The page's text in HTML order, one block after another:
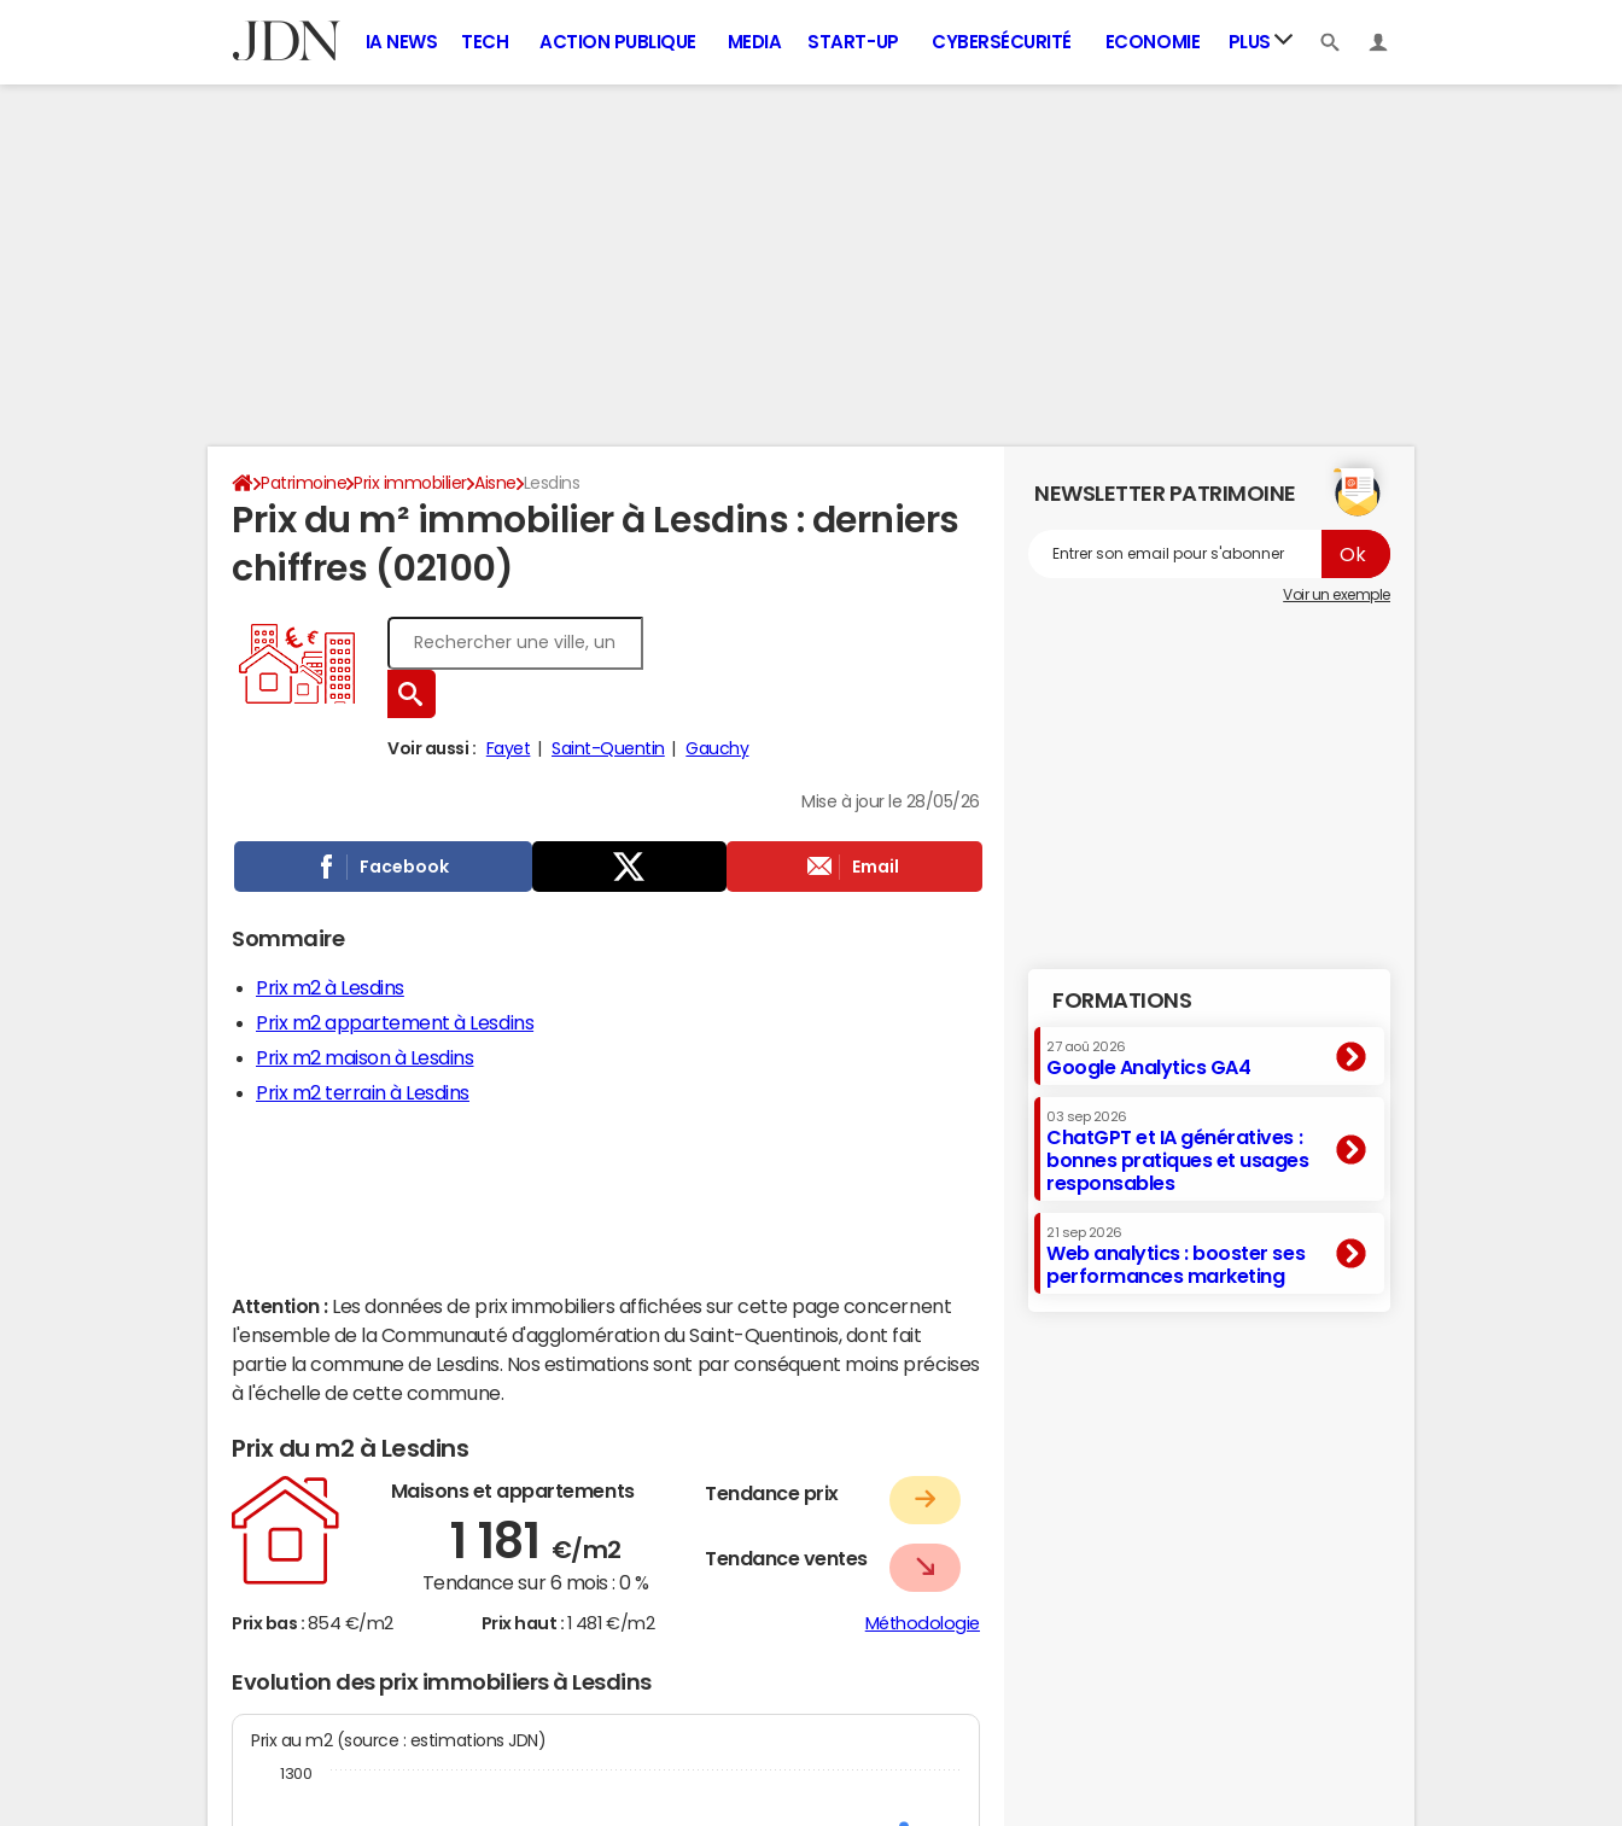
IA NEWS TECH ACTION PUBLIQUE MEDIA START-UP CYBERSÉCURITÉ ECONOMIE PLUS
Patrimoine Prix immobilier Aisne Lesdins
Prix du m² immobilier à Lesdins : derniers
chiffres (02100)
Voir aussi : Fayet Saint-Quentin Gauchy
Mise à jour le 28/05/26
Facebook Email
Sommaire
Prix m2 à Lesdins
Prix m2 appartement à Lesdins
Prix m2 maison à Lesdins
Prix m2 terrain à Lesdins
Attention : Les données de prix immobiliers affichées sur cette page concernent
l'ensemble de la Communauté d'agglomération du Saint-Quentinois, dont fait
partie la commune de Lesdins. Nos estimations sont par conséquent moins précises
à l'échelle de cette commune.
Prix du m2 à Lesdins
Maisons et appartements
1 181 €/m2
Tendance sur 6 mois :0 %
Tendance prix
Tendance ventes
Prix bas : 854 €/m2 Prix haut : 1 481 €/m2 Méthodologie
Evolution des prix immobiliers à Lesdins
Prix au m2 (source : estimations JDN)
1300
NEWSLETTER PATRIMOINE
Voir un exemple
FORMATIONS
27 aoû 2026
Google Analytics GA4
03 sep 2026
ChatGPT et IA génératives :
bonnes pratiques et usages
responsables
21 sep 2026
Web analytics : booster ses
performances marketing